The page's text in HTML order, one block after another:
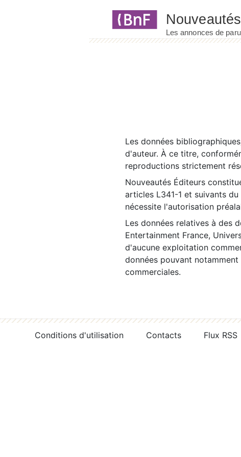
Les données
d'auteur. À ce titre,
reproductions strictement
Nouveautés Éditeurs
articles L341-1 et suivants
nécessite l'autorisation
Les données relatives à des
Entertainment France,
d'aucune exploitation
données pouvant
commerciales.
Conditions d'utilisation Contacts Flux RSS